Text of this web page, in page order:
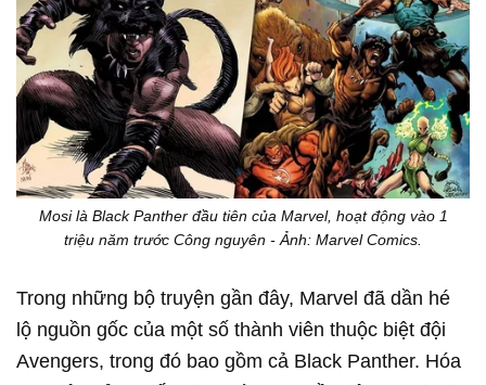
Mosi là Black Panther đầu tiên của Marvel, hoạt động vào 1
triệu năm trước Công nguyên - Ảnh: Marvel Comics.
Trong những bộ truyện gần đây, Marvel đã dần hé
lộ nguồn gốc của một số thành viên thuộc biệt đội
Avengers, trong đó bao gồm cả Black Panther. Hóa